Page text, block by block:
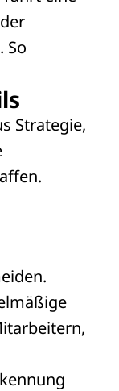
So
Strategie,